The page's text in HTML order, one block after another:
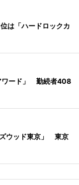
は「ハードロックカ
ワード」 勤続者408
ウッド東京」 東京